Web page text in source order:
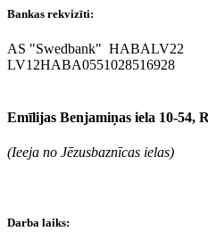
Bankas rekvizīti:
AS "Swedbank" HABALV22
LV12HABA0551028516928
Emīlijas Benjamiņas iela 10-54,
(Ieeja no Jēzusbaznīcas ielas)
Darba laiks: